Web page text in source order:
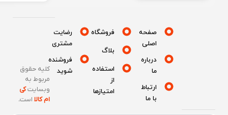
صفحه
درباره
ارتباط
فروشگاه
بلاگ
استفاده
امتیازها
رضایت
مشتری
فروشنده
شوید
کلیه حقوق
مربوط به
وبسایتکی
ام کالااست.